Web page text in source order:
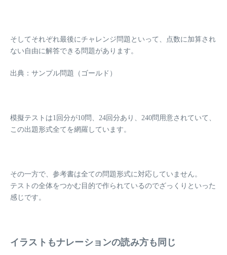
そしてそれぞれ最後にチャレンジ問題といって、点数に加算され
ない自由に解答できる問題があります。
出典：サンプル問題（ゴールド）
模擬テストは1回分が10問、24回分あり、 240問 用意されていて、
この出題形式全てを網羅しています。
その一方で、参考書は全ての問題形式に対応していません。
テストの全体をつかむ目的で作られているのでざっくりといった
感じです。
イラストもナレーションの読み方も同じ